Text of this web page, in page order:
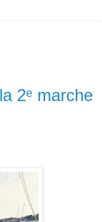
2ᵉ marche